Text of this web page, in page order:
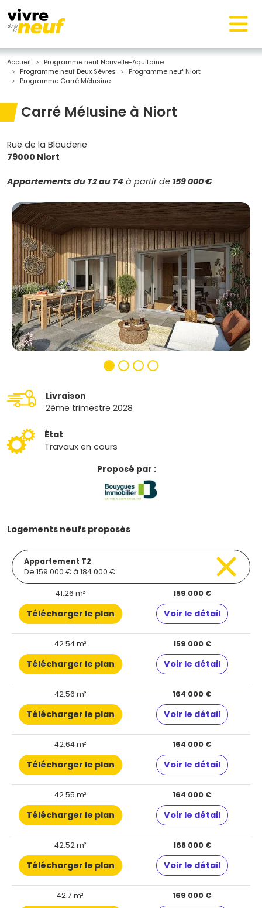
Accueil
Programme neuf Nouvelle-Aquitaine
Programme neuf Deux Sèvres
Programme neuf Niort
Programme Carré Mélusine
Carré Mélusine à Niort
Rue de la Blauderie
79000 Niort
Appartements du T2 au T4 à partir de 159 000 €
Livraison
2ème trimestre 2028
État
Travaux en cours
Proposé par :
Logements neufs proposés
Appartement T2
De 159 000 € à 184 000 €
41.26 m² 159 000 €
Télécharger le plan Voir le détail
42.54 m² 159 000 €
Télécharger le plan Voir le détail
42.56 m² 164 000 €
Télécharger le plan Voir le détail
42.64 m² 164 000 €
Télécharger le plan Voir le détail
42.55 m² 164 000 €
Télécharger le plan Voir le détail
42.52 m² 168 000 €
Télécharger le plan Voir le détail
42.7 m² 169 000 €